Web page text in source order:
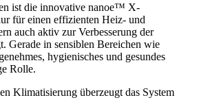
ist die innovative nanoe™ X-
für einen effizienten Heiz- und
auch aktiv zur Verbesserung der
Gerade in sensiblen Bereichen wie
hygienisches und gesundes
Rolle.
Klimatisierung überzeugt das System